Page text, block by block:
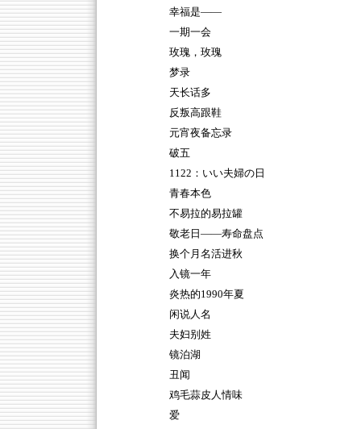
幸福是——
一期一会
玫瑰，玫瑰
梦录
天长话多
反叛高跟鞋
元宵夜备忘录
破五
1122：いい夫婦の日
青春本色
不易拉的易拉罐
敬老日——寿命盘点
换个月名活进秋
入镜一年
炎热的1990年夏
闲说人名
夫妇别姓
镜泊湖
丑闻
鸡毛蒜皮人情味
爱